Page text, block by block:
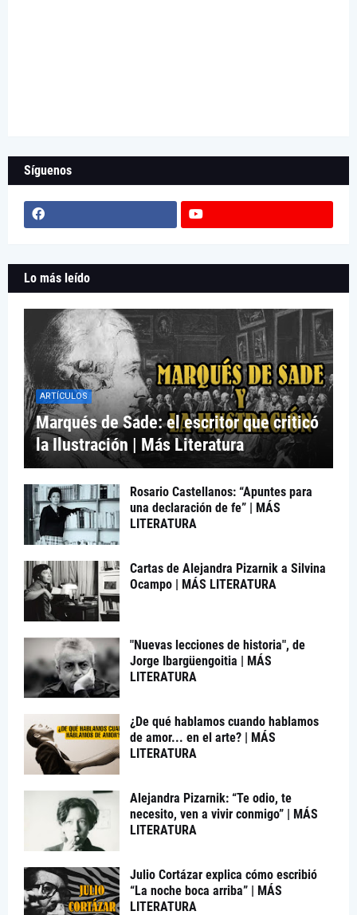
Síguenos
Lo más leído
ARTÍCULOS
Marqués de Sade: el escritor que criticó
la Ilustración | Más Literatura
Rosario Castellanos: “Apuntes para
una declaración de fe” | MÁS
LITERATURA
Cartas de Alejandra Pizarnik a Silvina
Ocampo | MÁS LITERATURA
"Nuevas lecciones de historia", de
Jorge Ibargüengoitia | MÁS
LITERATURA
¿De qué hablamos cuando hablamos
de amor... en el arte? | MÁS
LITERATURA
Alejandra Pizarnik: “Te odio, te
necesito, ven a vivir conmigo” | MÁS
LITERATURA
Julio Cortázar explica cómo escribió
“La noche boca arriba” | MÁS
LITERATURA